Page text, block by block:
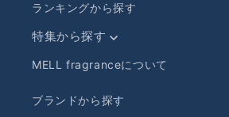
ランキングから探す
特集から探す
MELL fragranceについて
ブランドから探す